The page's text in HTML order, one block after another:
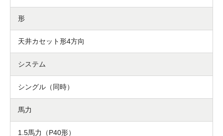
形
天井カセット形4方向
システム
シングル（同時）
馬力
1.5馬力（P40形）